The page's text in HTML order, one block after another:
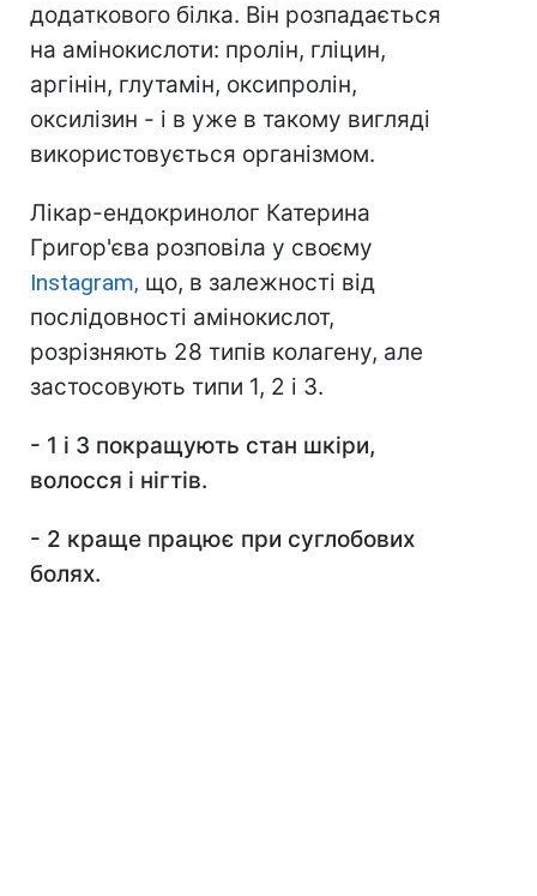
додаткового білка. Він розпадається
на амінокислоти: пролін, гліцин,
аргінін, глутамін, оксипролін,
оксилізин - і в уже в такому вигляді
використовується організмом.
Лікар-ендокринолог Катерина
Григор'єва розповіла у своєму
Instagram, що, в залежності від
послідовності амінокислот,
розрізняють 28 типів колагену, але
застосовують типи 1, 2 і 3.
- 1 і 3 покращують стан шкіри,
волосся і нігтів.
- 2 краще працює при суглобових
болях.